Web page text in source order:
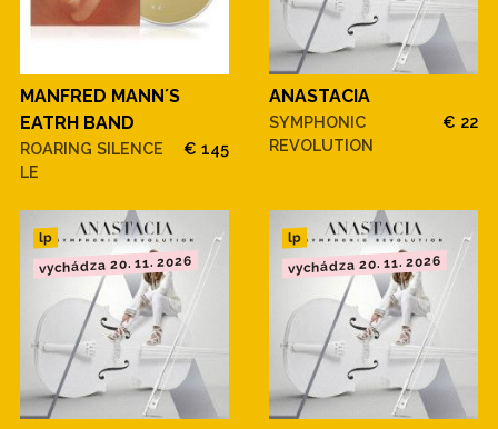
MANFRED MANN´S
EATRH BAND
ROARING SILENCE
LE
€ 145
ANASTACIA
SYMPHONIC
REVOLUTION
€ 22
lp
vychádza 20. 11. 2026
lp
vychádza 20. 11. 2026